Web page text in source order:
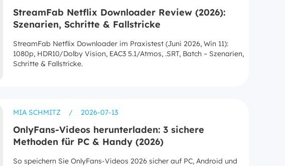
StreamFab Netflix Downloader Review (2026):
Szenarien, Schritte & Fallstricke
StreamFab Netflix Downloader im Praxistest (Juni 2026, Win 11):
1080p, HDR10/Dolby Vision, EAC3 5.1/Atmos, .SRT, Batch – Szenarien,
Schritte & Fallstricke.
MIA SCHMITZ / 2026-07-13
OnlyFans-Videos herunterladen: 3 sichere
Methoden für PC & Handy (2026)
So speichern Sie OnlyFans-Videos 2026 sicher auf PC, Android und